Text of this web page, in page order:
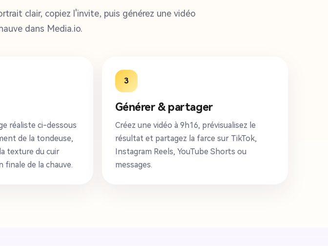
clair, copiez l'invite, puis générez une vidéo
dans Media.io.
réaliste ci-dessous
de la tondeuse,
texture du cuir
finale de la chauve.
3
Générer & partager
Créez une vidéo à 9h16, prévisualisez le
résultat et partagez la farce sur TikTok,
Instagram Reels, YouTube Shorts ou
messages.